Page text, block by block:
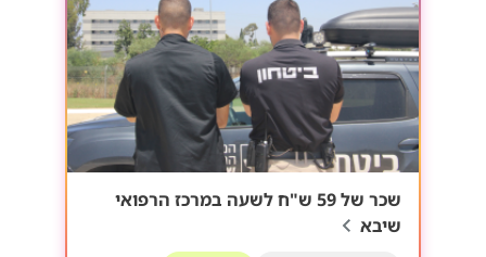
שכר של 59 ש"ח לשעה במרכז הרפואי
שיבא